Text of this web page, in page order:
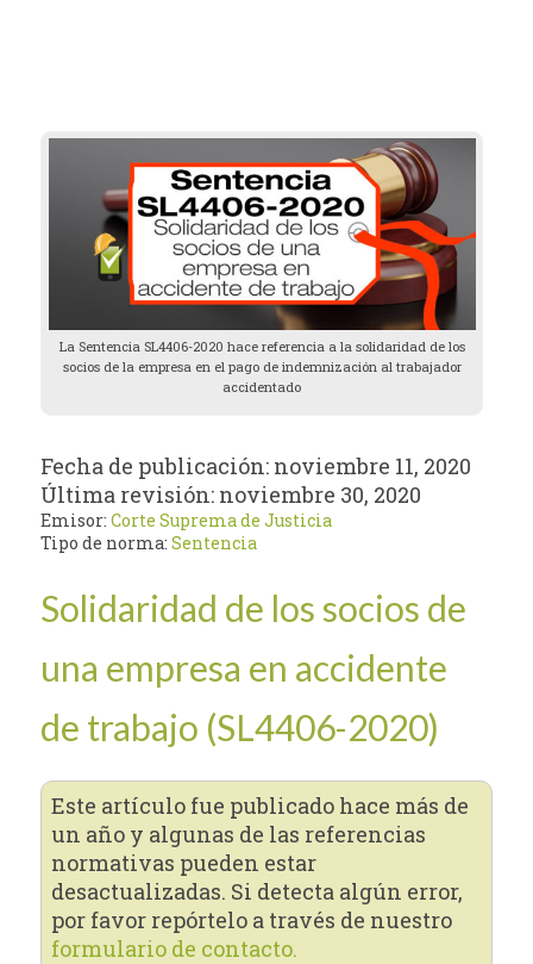
La Sentencia SL4406-2020 hace referencia a la solidaridad de los
socios de la empresa en el pago de indemnización al trabajador
accidentado
Fecha de publicación: noviembre 11, 2020
Última revisión: noviembre 30, 2020
Emisor:Corte Suprema de Justicia
Tipo de norma:Sentencia
Solidaridad de los socios de
una empresa en accidente
de trabajo (SL4406-2020)
Este artículo fue publicado hace más de
un año y algunas de las referencias
normativas pueden estar
desactualizadas. Si detecta algún error,
por favor repórtelo a través de nuestro
formulario de contacto.